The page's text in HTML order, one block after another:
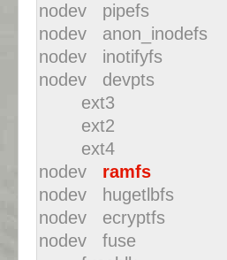
nodev pipefs
nodev anon_inodefs
nodev inotifyfs
nodev devpts
ext3
ext2
ext4
nodev ramfs
nodev hugetlbfs
nodev ecryptfs
nodev fuse